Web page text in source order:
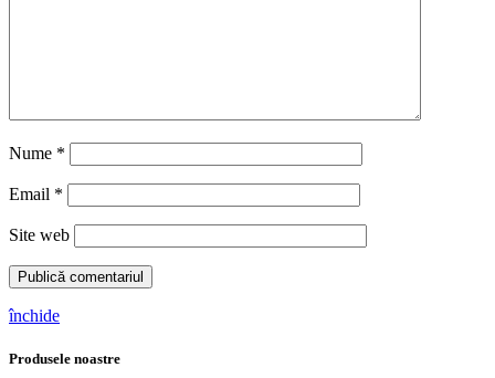
Nume *
Email *
Site web
închide
Produsele noastre